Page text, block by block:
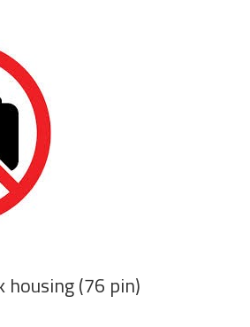
housing (76 pin)